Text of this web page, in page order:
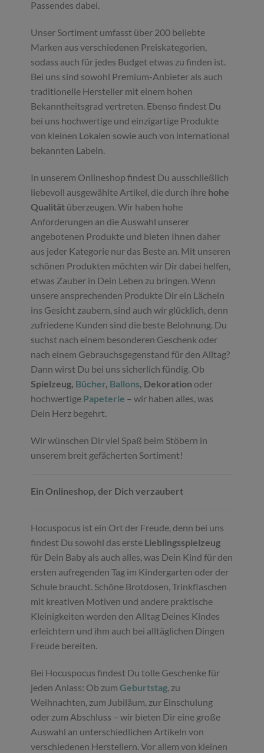
Passendes dabei.
Unser Sortiment umfasst über 200 beliebte
Marken aus verschiedenen Preiskategorien,
sodass auch für jedes Budget etwas zu finden ist.
Bei uns sind sowohl Premium-Anbieter als auch
traditionelle Hersteller mit einem hohen
Bekanntheitsgrad vertreten. Ebenso findest Du
bei uns hochwertige und einzigartige Produkte
von kleinen Lokalen sowie auch von international
bekannten Labeln.
In unserem Onlineshop findest Du ausschließlich
liebevoll ausgewählte Artikel, die durch ihre hohe
Qualität überzeugen. Wir haben hohe
Anforderungen an die Auswahl unserer
angebotenen Produkte und bieten Ihnen daher
aus jeder Kategorie nur das Beste an. Mit unseren
schönen Produkten möchten wir Dir dabei helfen,
etwas Zauber in Dein Leben zu bringen. Wenn
unsere ansprechenden Produkte Dir ein Lächeln
ins Gesicht zaubern, sind auch wir glücklich, denn
zufriedene Kunden sind die beste Belohnung. Du
suchst nach einem besonderen Geschenk oder
nach einem Gebrauchsgegenstand für den Alltag?
Dann wirst Du bei uns sicherlich fündig. Ob
Spielzeug, Bücher, Ballons, Dekoration oder
hochwertige Papeterie – wir haben alles, was
Dein Herz begehrt.
Wir wünschen Dir viel Spaß beim Stöbern in
unserem breit gefächerten Sortiment!
Ein Onlineshop, der Dich verzaubert
Hocuspocus ist ein Ort der Freude, denn bei uns
findest Du sowohl das erste Lieblingsspielzeug
für Dein Baby als auch alles, was Dein Kind für den
ersten aufregenden Tag im Kindergarten oder der
Schule braucht. Schöne Brotdosen, Trinkflaschen
mit kreativen Motiven und andere praktische
Kleinigkeiten werden den Alltag Deines Kindes
erleichtern und ihm auch bei alltäglichen Dingen
Freude bereiten.
Bei Hocuspocus findest Du tolle Geschenke für
jeden Anlass: Ob zumGeburtstag, zu
Weihnachten, zum Jubiläum, zur Einschulung
oder zum Abschluss – wir bieten Dir eine große
Auswahl an unterschiedlichen Artikeln von
verschiedenen Herstellern. Vor allem von kleinen